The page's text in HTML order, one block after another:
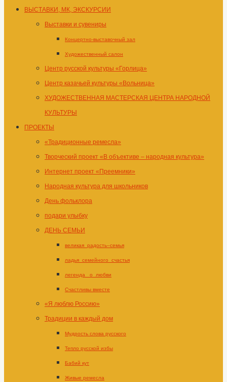
ВЫСТАВКИ, МК, ЭКСКУРСИИ
Выставки и сувениры
Концертно-выставочный зал
Художественный салон
Центр русской культуры «Горлица»
Центр казачьей культуры «Вольница»
ХУДОЖЕСТВЕННАЯ МАСТЕРСКАЯ ЦЕНТРА НАРОДНОЙ
КУЛЬТУРЫ
ПРОЕКТЫ
«Традиционные ремесла»
Творческий проект «В объективе – народная культура»
Интернет проект «Преемники»
Народная культура для школьников
День фольклора
подари улыбку
ДЕНЬ СЕМЬИ
великая_радость–семья
ладья_семейного_счастья
легенда _о_любви
Счастливы вместе
«Я люблю Россию»
Традиции в каждый дом
Мудрость слова русского
Тепло русской избы
Бабий кут
Живые ремесла